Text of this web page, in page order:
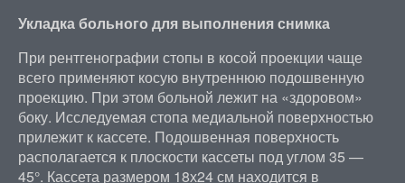
Укладка больного для выполнения снимка
При рентгенографии стопы в косой проекции чаще
всего применяют косую внутреннюю подошвенную
проекцию. При этом больной лежит на «здоровом»
боку. Исследуемая стопа медиальной поверхностью
прилежит к кассете. Подошвенная поверхность
располагается к плоскости кассеты под углом 35 —
45°. Кассета размером 18х24 см находится в